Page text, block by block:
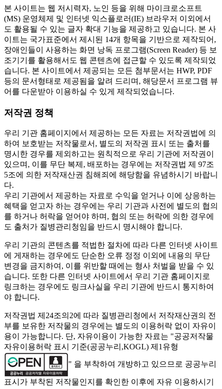
본 사이트는 웹 저시력자, 노인 등을 위해 마이크로소프트
(MS) 운영체제 및 인터넷 익스플로러(IE) 브라우저 이외에서
도 활용될 수 있는 글자 확대 기능을 제공하고 있습니다. 본 사
이트는 국가표준에서 제시된 14개 항목을 기반으로 제작되어,
장애인들이 사용하는 화면 낭독 프로그램(Screen Reader) 등 보
조기기를 활용해서도 웹 콘텐츠에 접근할 수 있도록 제작되었
습니다. 본 사이트에서 제공되는 모든 첨부문서는 HWP, PDF
등의 문서형태로 제공됨을 알려 드리며, 해당문서 프로그램 뷰
어를 다운받아 이용하실 수 있게 제작되었습니다.
저작권 정책
우리 기관 홈페이지에서 제공하는 모든 자료는 저작권법에 의
하여 보호받는 저작물로서, 별도의 저작권 표시 또는 출처를
명시한 경우를 제외하고는 원칙적으로 우리 기관에 저작권이
있으며, 이를 무단 복제, 배포하는 경우에는 저작권법 제 97조
5조에 의한 저작재산권 침해죄에 해당함을 유념하시기 바랍니
다.
우리 기관에서 제공하는 자료로 수익을 얻거나 이에 상응하는
혜택을 얻고자 하는 경우에는 우리 기관과 사전에 별도의 협의
를 하거나 허락을 얻어야 하며, 협의 또는 허락에 의한 경우에
도 출처가 질병관리청임을 반드시 명시해야 합니다.
우리 기관의 콘텐츠를 적법한 절차에 따라 다른 인터넷 사이트
에 게재하는 경우에도 단순한 오류 정정 이외에 내용의 무단
변경을 금지하여, 이를 위반할 때에는 형사 처벌을 받을 수 있
습니다. 또한 다른 인터넷 사이트에서 우리 기관 홈페이지로
링크하는 경우에도 링크사실을 우리 기관에 반드시 통지하여
야 합니다.
저작권법 제24조의2에 따라 질병관리청에서 저작재산권의 전
부를 보유한 저작물의 경우에는 별도의 이용허락 없이 자유이
용이 가능합니다. 단, 자유이용이 가능한 자료는 "공공저작물
자유이용허락 표시 기준(공공누리,KOGL) 제1유형
" 을 부착하여 개방하고 있으므로 공공누리
표시가 부착된 저작물인지를 확인한 이후에 자유 이용하시기